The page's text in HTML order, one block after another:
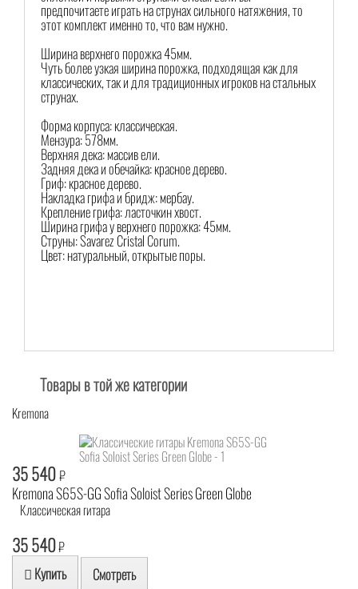
предпочитаете играть на струнах сильного натяжения, то
этот комплект именно то, что вам нужно.
Ширина верхнего порожка 45мм.
Чуть более узкая ширина порожка, подходящая как для
классических, так и для традиционных игроков на стальных
струнах.
Форма корпуса: классическая.
Мензура: 578мм.
Верхняя дека: массив ели.
Задняя дека и обечайка: красное дерево.
Гриф: красное дерево.
Накладка грифа и бридж: мербау.
Крепление грифа: ласточкин хвост.
Ширина грифа у верхнего порожка: 45мм.
Струны: Savarez Cristal Corum.
Цвет: натуральный, открытые поры.
Товары в той же категории
Kremona
35 540₽
Kremona S65S-GG Sofia Soloist Series Green Globe
Классическая гитара
35 540₽
Купить Смотреть